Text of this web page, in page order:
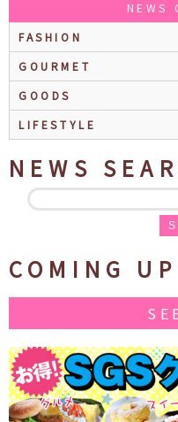
NEWS
FASHION
GOURMET
GOODS
LIFESTYLE
NEWS
COMING UP